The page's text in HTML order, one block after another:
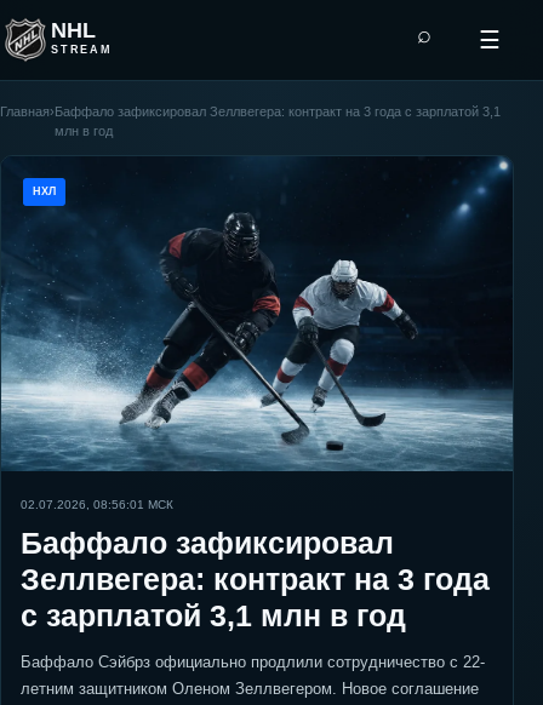
NHL
STREAM
⌕ ☰
Главная›Баффало зафиксировал Зеллвегера: контракт на 3 года с зарплатой 3,1
млн в год
НХЛ
02.07.2026, 08:56:01 МСК
Баффало зафиксировал
Зеллвегера: контракт на 3 года
с зарплатой 3,1 млн в год
Баффало Сэйбрз официально продлили сотрудничество с 22-
летним защитником Оленом Зеллвегером. Новое соглашение